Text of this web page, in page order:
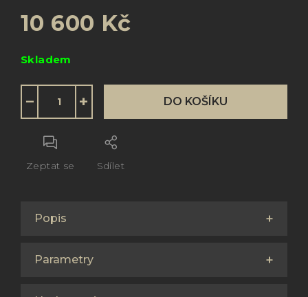
10 600 Kč
cena:
Skladem
+
− DO KOŠÍKU
Zeptat se Sdílet
Popis
Parametry